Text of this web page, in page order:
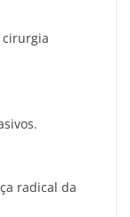
cirurgia
radical da